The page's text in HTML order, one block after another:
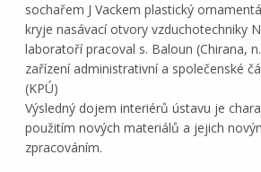
sochařem J Vackem plastický
kryje nasávací otvory vzduchotechniky
laboratoří pracoval s. Baloun (Chirana,
zařízení administrativní a společenské
(KPÚ)
Výsledný dojem interiérů ústavu je
použitím nových materiálů a jejich
zpracováním.